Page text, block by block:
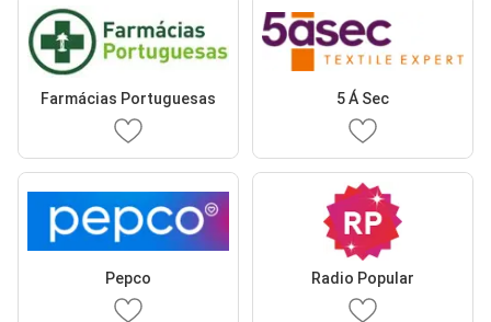
Farmácias Portuguesas 5 Á Sec
Pepco Radio Popular